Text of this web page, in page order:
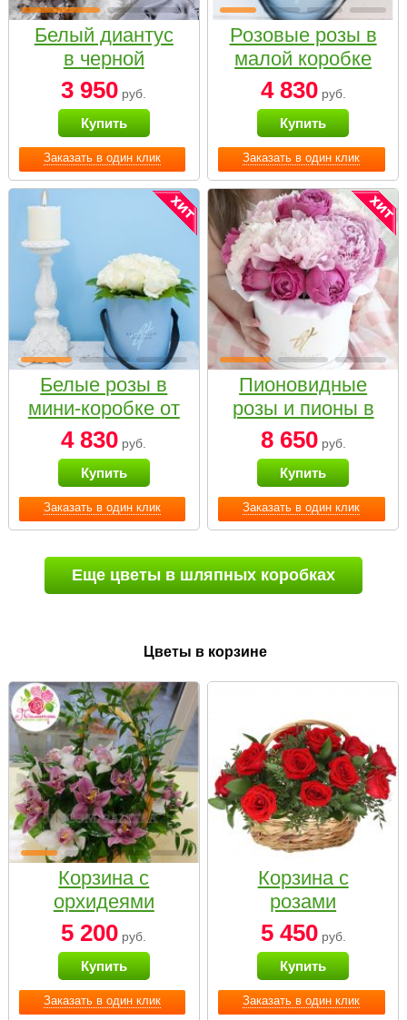
Заказать в один клик
Белый диантус
в черной
коробке Small
3 950 руб.
Купить
Заказать в один клик
Розовые розы в
малой коробке
4 830руб.
Купить
Заказать в один клик
Белые розы в
мини-коробке от
Bella Fiori
4 830 руб.
Купить
Заказать в один клик
Пионовидные
розы и пионы в
белой коробке
Small
8 650руб.
Купить
Еще цветы в шляпных коробках
Цветы в корзине
Заказать в один клик
Корзина с
орхидеями
малая
5 200 руб.
Купить
Заказать в один клик
Корзина с
розами
«Красный
Париж»
5 450руб.
Купить